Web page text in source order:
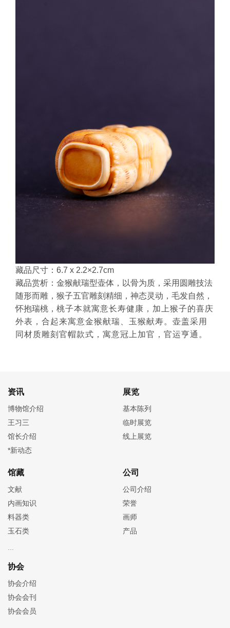
藏品尺寸：6.7 x 2.2×2.7cm
藏品赏析： 金猴献瑞型壶体，以骨为质，采用圆雕技法
随形而雕，猴子五官雕刻精细，神态灵动，毛发自然，
怀抱瑞桃， 桃子本就寓意长寿健康，加上猴子的喜庆
外表，合起来寓意金猴献瑞、玉猴献寿。壶盖采用
同材质雕刻官帽款式，寓意冠上加官，官运亨通。
资讯
博物馆介绍
王习三
馆长介绍
*新动态
展览
基本陈列
临时展览
线上展览
馆藏
文献
内画知识
料器类
玉石类
公司
公司介绍
荣誉
画师
产品
协会
协会介绍
协会会刊
协会会员